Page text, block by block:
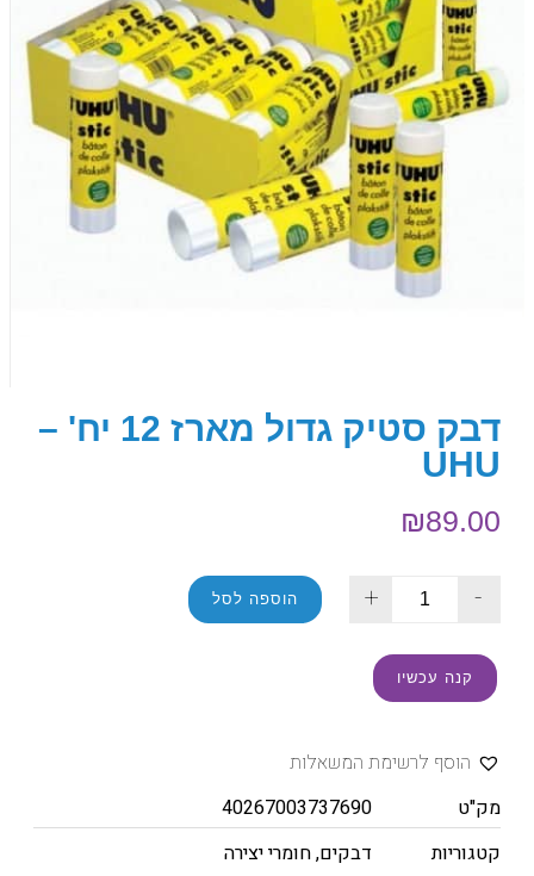
דבק סטיק גדול מארז 12 יח' –
UHU
₪89.00
-
+ הוספה לסל
קנה עכשיו
הוסף לרשימת המשאלות
מק"ט
40267003737690
קטגוריות
דבקים,חומרי יצירה